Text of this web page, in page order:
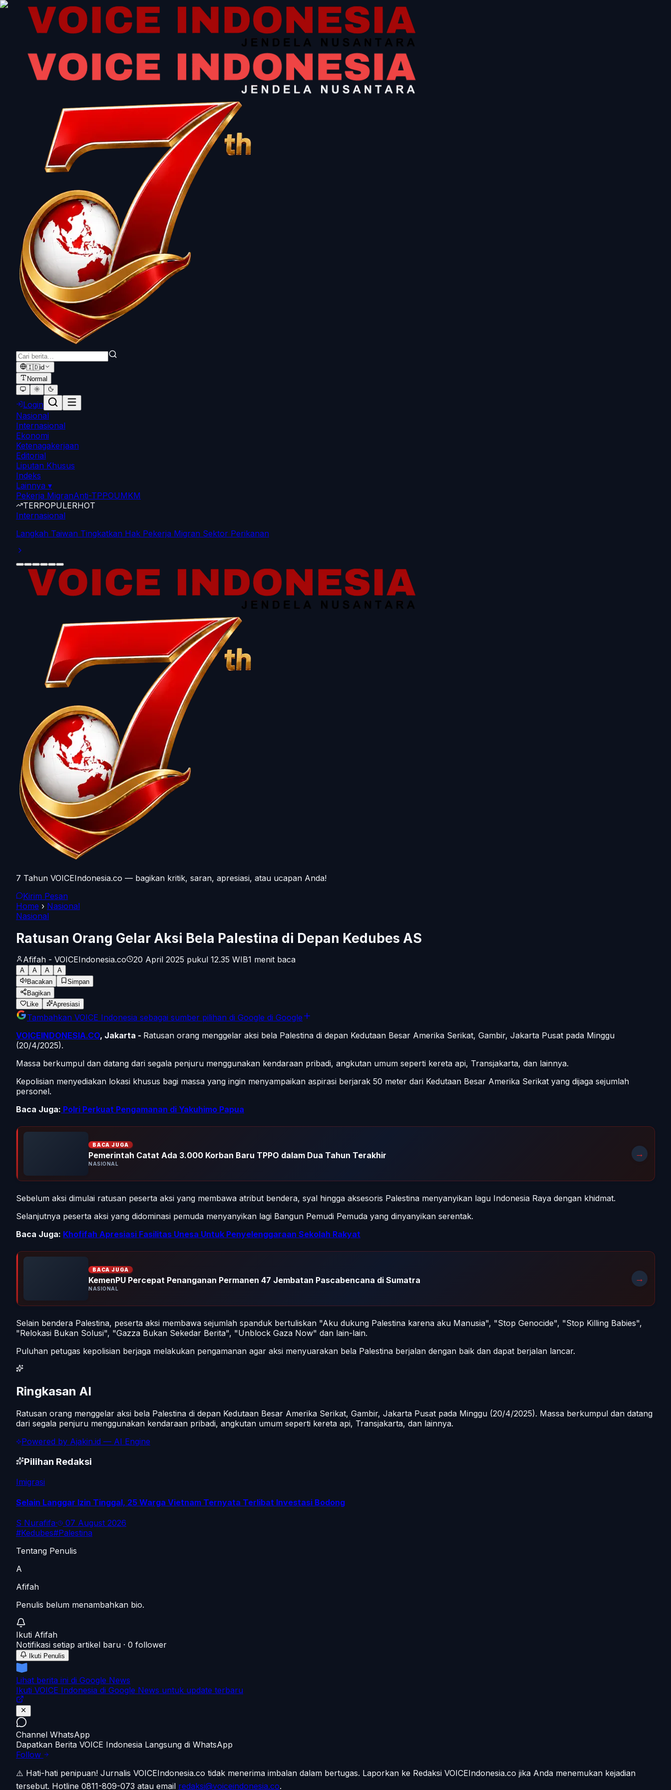
🇮🇩id
Normal
Login
Nasional
Internasional
Ekonomi
Ketenagakerjaan
Editorial
Liputan Khusus
Indeks
Lainnya ▾
Pekerja MigranAnti-TPPOUMKM
TERPOPULERHOT
Internasional
Langkah Taiwan Tingkatkan Hak Pekerja Migran Sektor Perikanan
7 Tahun VOICEIndonesia.co — bagikan kritik, saran, apresiasi, atau ucapan Anda!
Kirim Pesan
Home › Nasional
Nasional
Ratusan Orang Gelar Aksi Bela Palestina di Depan Kedubes AS
Afifah - VOICEIndonesia.co 20 April 2025 pukul 12.35 WIB1 menit baca
A A A
A
Bacakan
Simpan
Bagikan
Like
Apresiasi
Tambahkan VOICE Indonesia sebagai sumber pilihan di Google di Google
VOICEINDONESIA.CO, Jakarta - Ratusan orang menggelar aksi bela Palestina di depan Kedutaan Besar Amerika Serikat, Gambir, Jakarta Pusat pada Minggu
(20/4/2025).
Massa berkumpul dan datang dari segala penjuru menggunakan kendaraan pribadi, angkutan umum seperti kereta api, Transjakarta, dan lainnya.
Kepolisian menyediakan lokasi khusus bagi massa yang ingin menyampaikan aspirasi berjarak 50 meter dari Kedutaan Besar Amerika Serikat yang dijaga sejumlah
personel.
Baca Juga: Polri Perkuat Pengamanan di Yakuhimo Papua
BACA JUGA
Pemerintah Catat Ada 3.000 Korban Baru TPPO dalam Dua Tahun Terakhir
NASIONAL
→
Sebelum aksi dimulai ratusan peserta aksi yang membawa atribut bendera, syal hingga aksesoris Palestina menyanyikan lagu Indonesia Raya dengan khidmat.
Selanjutnya peserta aksi yang didominasi pemuda menyanyikan lagi Bangun Pemudi Pemuda yang dinyanyikan serentak.
Baca Juga: Khofifah Apresiasi Fasilitas Unesa Untuk Penyelenggaraan Sekolah Rakyat
BACA JUGA
KemenPU Percepat Penanganan Permanen 47 Jembatan Pascabencana di Sumatra
NASIONAL
→
Selain bendera Palestina, peserta aksi membawa sejumlah spanduk bertuliskan "Aku dukung Palestina karena aku Manusia", "Stop Genocide", "Stop Killing Babies",
"Relokasi Bukan Solusi", "Gazza Bukan Sekedar Berita", "Unblock Gaza Now" dan lain-lain.
Puluhan petugas kepolisian berjaga melakukan pengamanan agar aksi menyuarakan bela Palestina berjalan dengan baik dan dapat berjalan lancar.
Ringkasan AI
Ratusan orang menggelar aksi bela Palestina di depan Kedutaan Besar Amerika Serikat, Gambir, Jakarta Pusat pada Minggu (20/4/2025). Massa berkumpul dan datang
dari segala penjuru menggunakan kendaraan pribadi, angkutan umum seperti kereta api, Transjakarta, dan lainnya.
Powered by Ajakin.id — AI Engine
Pilihan Redaksi
Imigrasi
Selain Langgar Izin Tinggal, 25 Warga Vietnam Ternyata Terlibat Investasi Bodong
S Nurafifa·
07 August 2026
#Kedubes#Palestina
Tentang Penulis
A
Afifah
Penulis belum menambahkan bio.
Ikuti Afifah
Notifikasi setiap artikel baru · 0 follower
Ikuti Penulis
Lihat berita ini di Google News
Ikuti VOICE Indonesia di Google News untuk update terbaru
Channel WhatsApp
Dapatkan Berita VOICE Indonesia Langsung di WhatsApp
Follow
⚠️ Hati-hati penipuan! Jurnalis VOICEIndonesia.co tidak menerima imbalan dalam bertugas. Laporkan ke Redaksi VOICEIndonesia.co jika Anda menemukan kejadian
tersebut. Hotline 0811-809-073 atau email redaksi@voiceindonesia.co.